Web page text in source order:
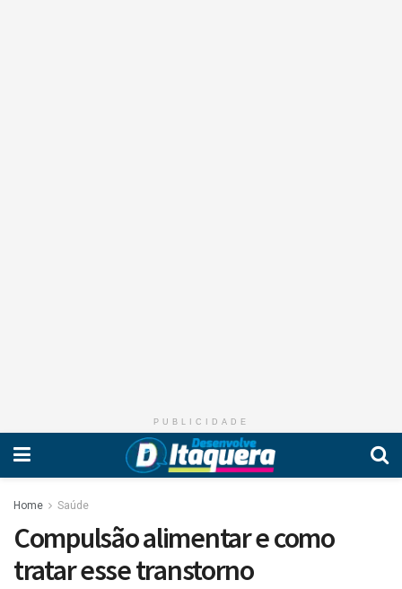
PUBLICIDADE
Home Saúde
Compulsão alimentar e como
tratar esse transtorno